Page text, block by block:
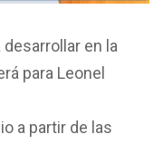
desarrollar en la
para Leonel
a partir de las